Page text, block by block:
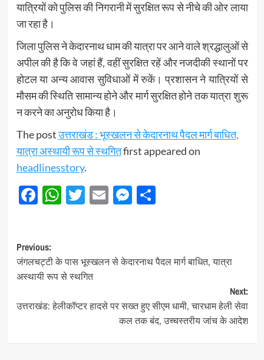
यात्रियों को पुलिस की निगरानी में सुरक्षित रूप से नीचे की ओर लाया
जा रहा है।
जिला पुलिस ने केदारनाथ धाम की यात्रा पर आने वाले श्रद्धालुओं से
अपील की है कि वे जहां हैं, वहीं सुरक्षित रहें और नजदीकी स्थानों पर
होटल या अन्य आवास सुविधाओं में रुकें। प्रशासन ने यात्रियों से
मौसम की स्थिति सामान्य होने और मार्ग सुरक्षित होने तक यात्रा शुरू
न करने का अनुरोध किया है।
The postउत्तराखंड : भूस्खलन से केदारनाथ पैदल मार्ग बाधित,
यात्रा अस्थायी रूप से स्थगितfirst appeared on
headlinesstory.
Facebook
WhatsApp
Twitter
EmailMessenger
Share
Post
navigation
Previous:
जंगलचट्टी के पास भूस्खलन से केदारनाथ पैदल मार्ग बाधित, यात्रा
अस्थायी रूप से स्थगित
Next:
उत्तराखंड: हेलीकॉप्टर हादसे पर सख्त हुए सीएम धामी, चारधाम हेली सेवा
कल तक बंद, उच्चस्तरीय जांच के आदेश